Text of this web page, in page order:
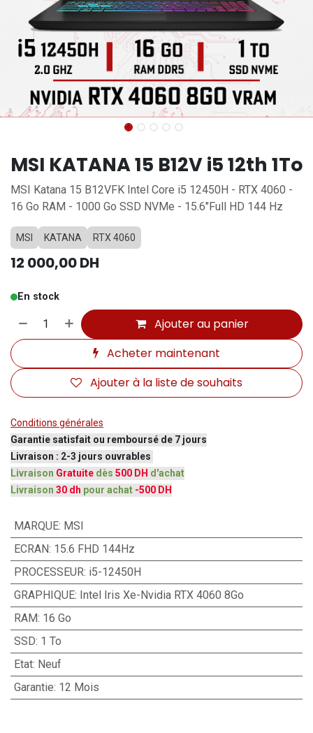
MSI KATANA 15 B12V i5 12th 1To
MSI Katana 15 B12VFK Intel Core i5 12450H - RTX 4060 -
16 Go RAM - 1000 Go SSD NVMe - 15.6"Full HD 144 Hz
MSI KATANA RTX 4060
12 000,00DH
En stock
Ajouter au panier
Acheter maintenant
Ajouter à la liste de souhaits
Conditions générales
Garantie satisfait ou remboursé de 7 jours
Livraison : 2-3 jours ouvrables
Livraison Gratuite dès 500 DH d'achat
Livraison 30 dh pour achat -500 DH
MARQUE: MSI
ECRAN: 15.6 FHD 144Hz
PROCESSEUR: i5-12450H
GRAPHIQUE: Intel Iris Xe-Nvidia RTX 4060 8Go
RAM: 16 Go
SSD: 1 To
Etat: Neuf
Garantie: 12 Mois